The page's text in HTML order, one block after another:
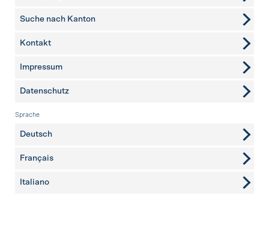
Suche nach Kanton
weitere Seiten
Kontakt
Impressum
Datenschutz
Sprache
Deutsch
Français
Italiano